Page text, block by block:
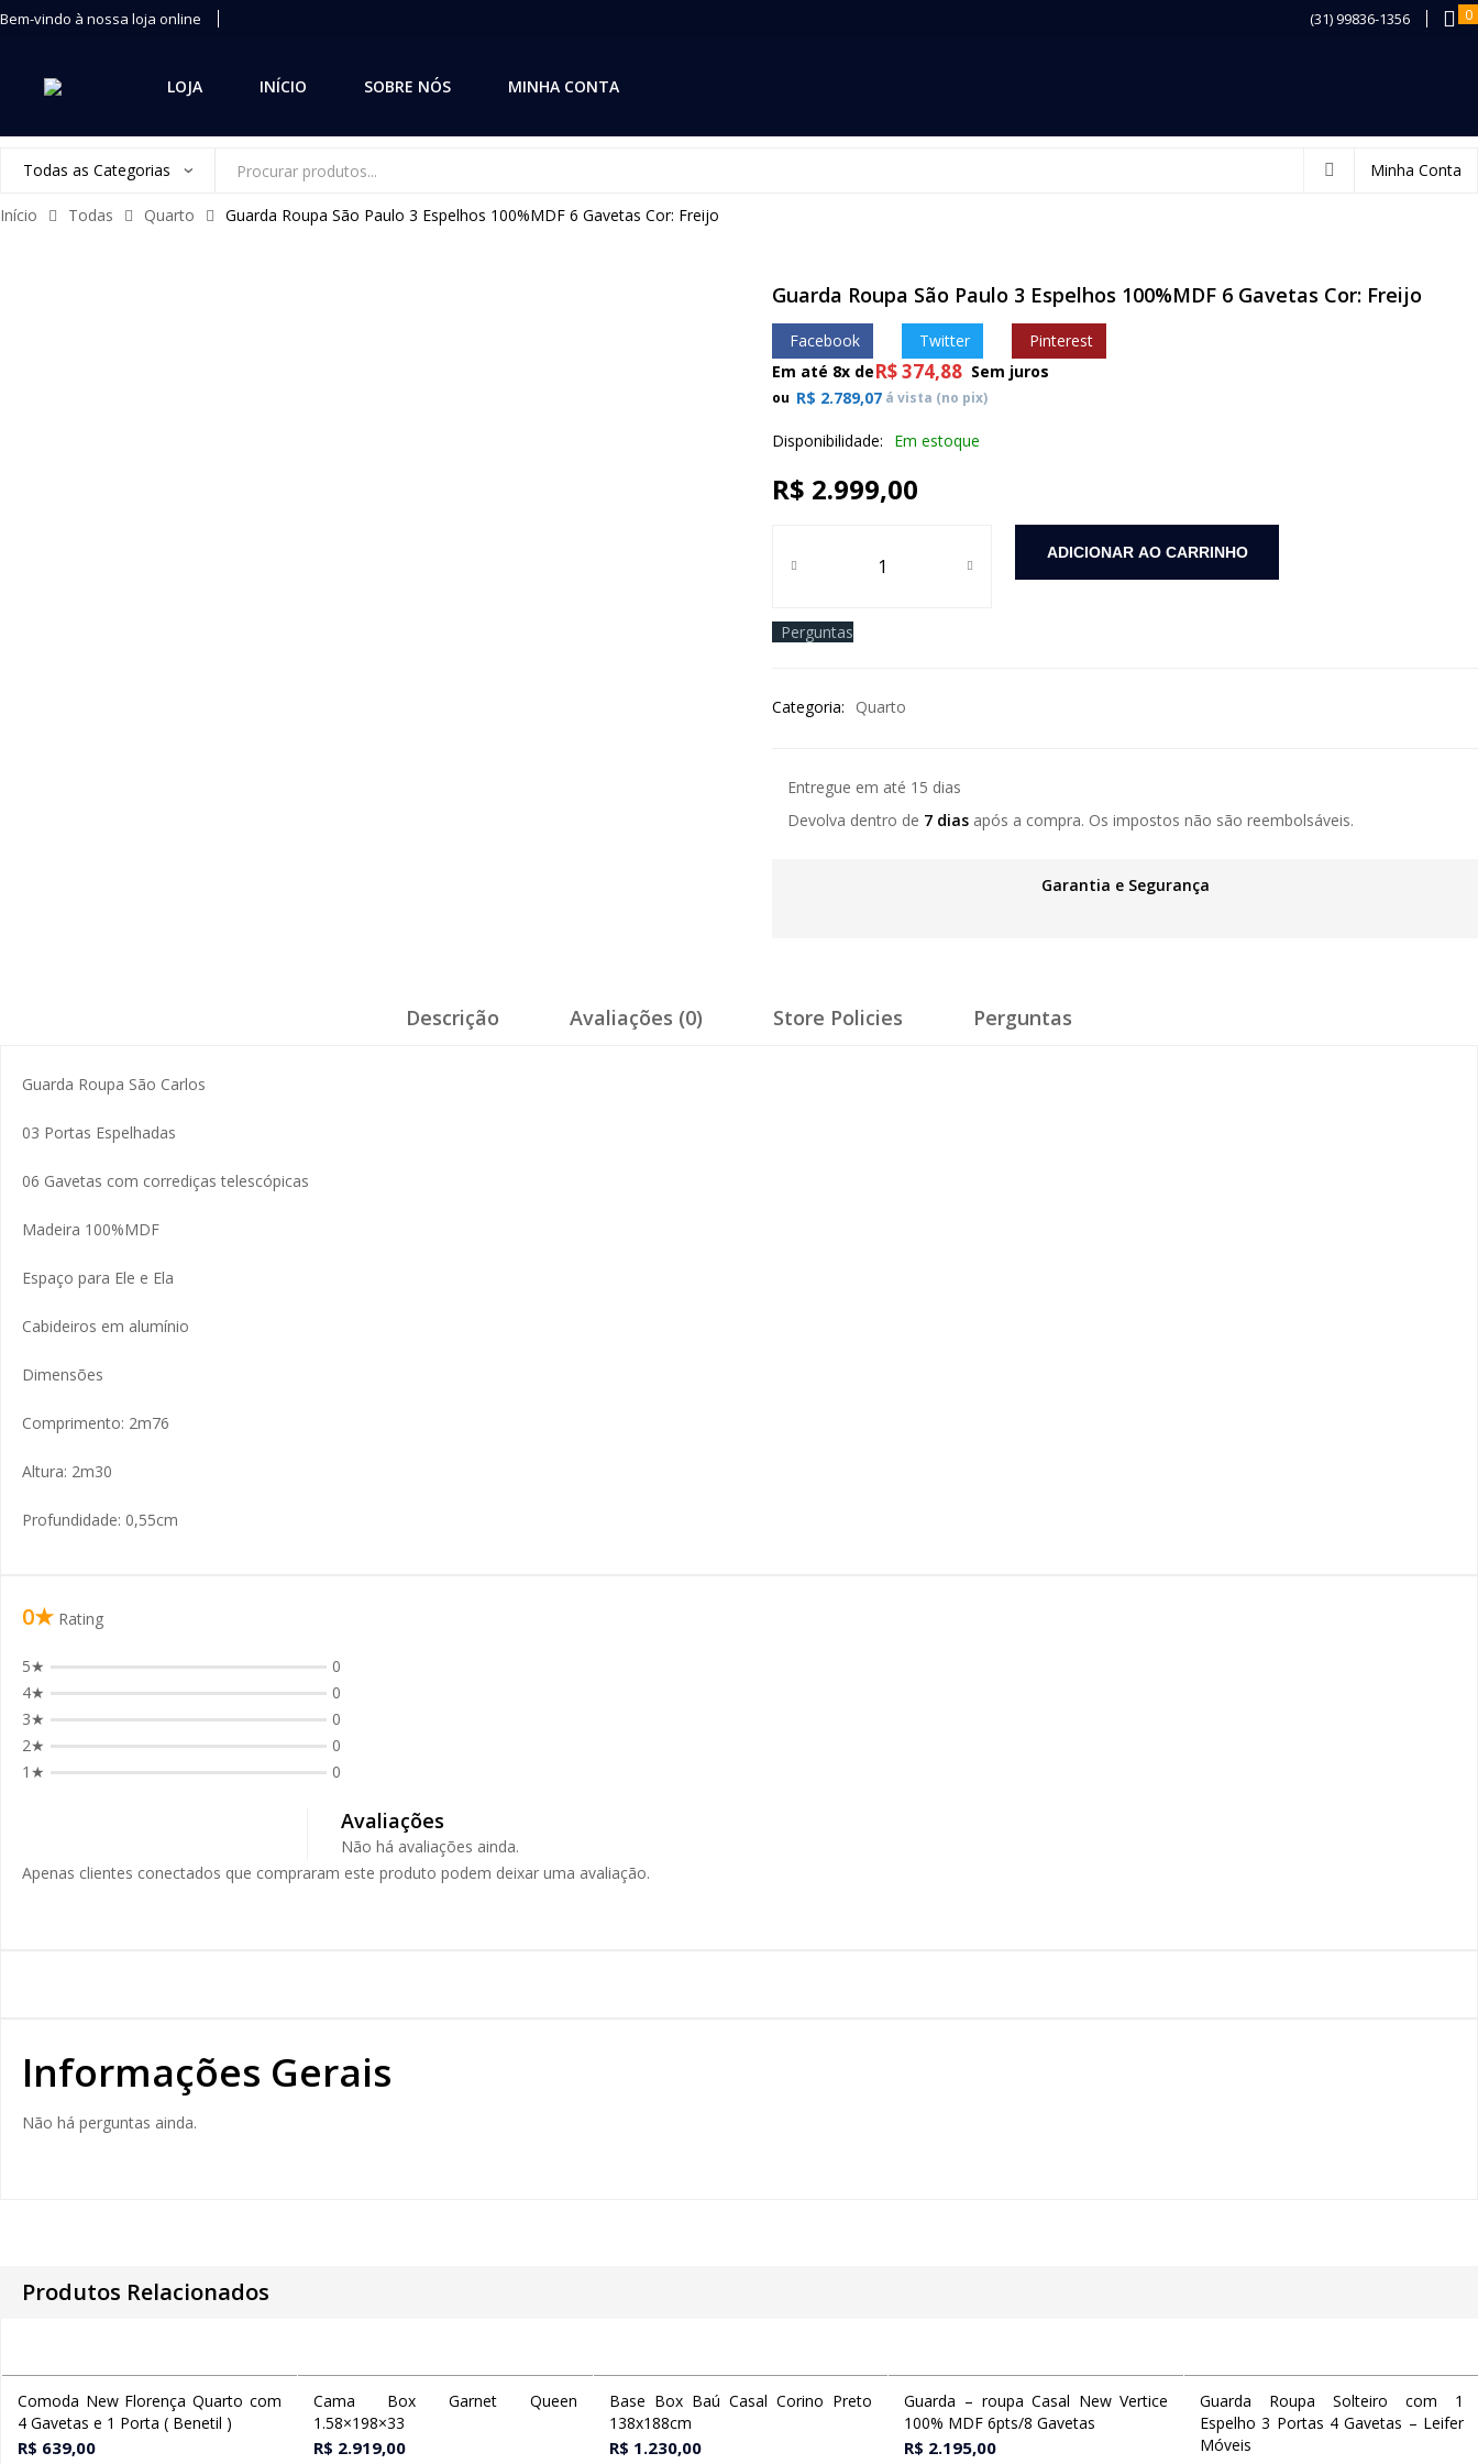
Bem-vindo à nossa loja online (31) 99836-1356 0
LOJA INÍCIO SOBRE NÓS MINHA CONTA
Pesquisa
de
Minha Conta
Início Todas Quarto Guarda Roupa São Paulo 3 Espelhos 100%MDF 6 Gavetas Cor: Freijo
Guarda Roupa São Paulo 3 Espelhos 100%MDF 6 Gavetas Cor: Freijo
Facebook Twitter
Pinterest
Em até 8x deR$374,88 Sem juros
ou R$ 2.789,07 á vista (no pix)
Disponibilidade: Em estoque
R$ 2.999,00
ADICIONAR AO CARRINHO
Perguntas
Categoria: Quarto
Entregue em até 15 dias
Devolva dentro de 7 dias após a compra. Os impostos não são reembolsáveis.
Garantia e Segurança
Descrição Avaliações (0) Store Policies Perguntas
Guarda Roupa São Carlos
03 Portas Espelhadas
06 Gavetas com corrediças telescópicas
Madeira 100%MDF
Espaço para Ele e Ela
Cabideiros em alumínio
Dimensões
Comprimento: 2m76
Altura: 2m30
Profundidade: 0,55cm
0★ Rating
5★
0
4★
0
3★
0
2★
0
1★
0
Avaliações
Não há avaliações ainda.
Apenas clientes conectados que compraram este produto podem deixar uma avaliação.
Informações Gerais
Não há perguntas ainda.
Produtos Relacionados
Ver opções
Comoda New Florença Quarto com
4 Gavetas e 1 Porta ( Benetil )
R$ 639,00
Adicionar ao carrinho
Cama Box Garnet Queen
1.58×198×33
R$ 2.919,00
Adicionar ao carrinho
Base Box Baú Casal Corino Preto
138x188cm
R$ 1.230,00
Ver opções
Guarda – roupa Casal New Vertice
100% MDF 6pts/8 Gavetas
R$ 2.195,00
Ver opções
Guarda Roupa Solteiro com 1
Espelho 3 Portas 4 Gavetas – Leifer
Móveis